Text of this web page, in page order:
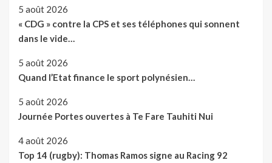
5 août 2026
« CDG » contre la CPS et ses téléphones qui sonnent
dans le vide…
5 août 2026
Quand l’Etat finance le sport polynésien…
5 août 2026
Journée Portes ouvertes à Te Fare Tauhiti Nui
4 août 2026
Top 14 (rugby): Thomas Ramos signe au Racing 92